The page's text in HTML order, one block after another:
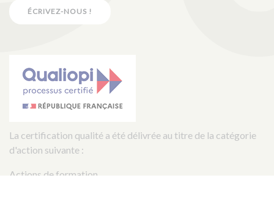
ÉCRIVEZ-NOUS !
La certification qualité a été délivrée au titre de la catégorie
d'action suivante :
Actions de formation